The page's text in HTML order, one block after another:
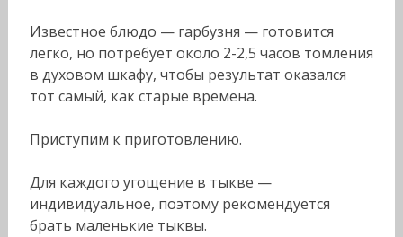
Известное блюдо — гарбузня — готовится
легко, но потребует около 2-2,5 часов томления
в духовом шкафу, чтобы результат оказался
тот самый, как старые времена.
Приступим к приготовлению.
Для каждого угощение в тыкве —
индивидуальное, поэтому рекомендуется
брать маленькие тыквы.